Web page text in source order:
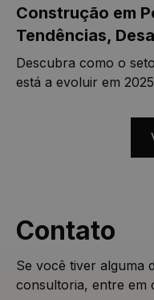
Construção em
Tendências,
Descubra como o
está a evoluir em
inovações
Contato
Se você tiver alguma
consultoria, entre em